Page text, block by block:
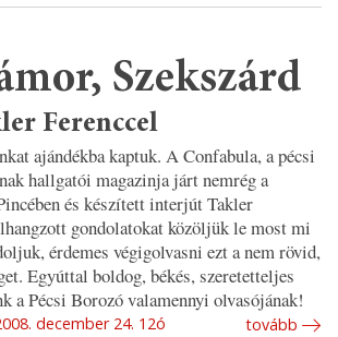
Szekszárd
Ferenccel
ajándékba kaptuk. A Confabula, a pécsi
hallgatói magazinja járt nemrég a
és készített interjút Takler
gondolatokat közöljük le most mi
érdemes végigolvasni ezt a nem rövid,
Egyúttal boldog, békés, szeretetteljes
a Pécsi Borozó valamennyi olvasójának!
december 24. 12ó tovább